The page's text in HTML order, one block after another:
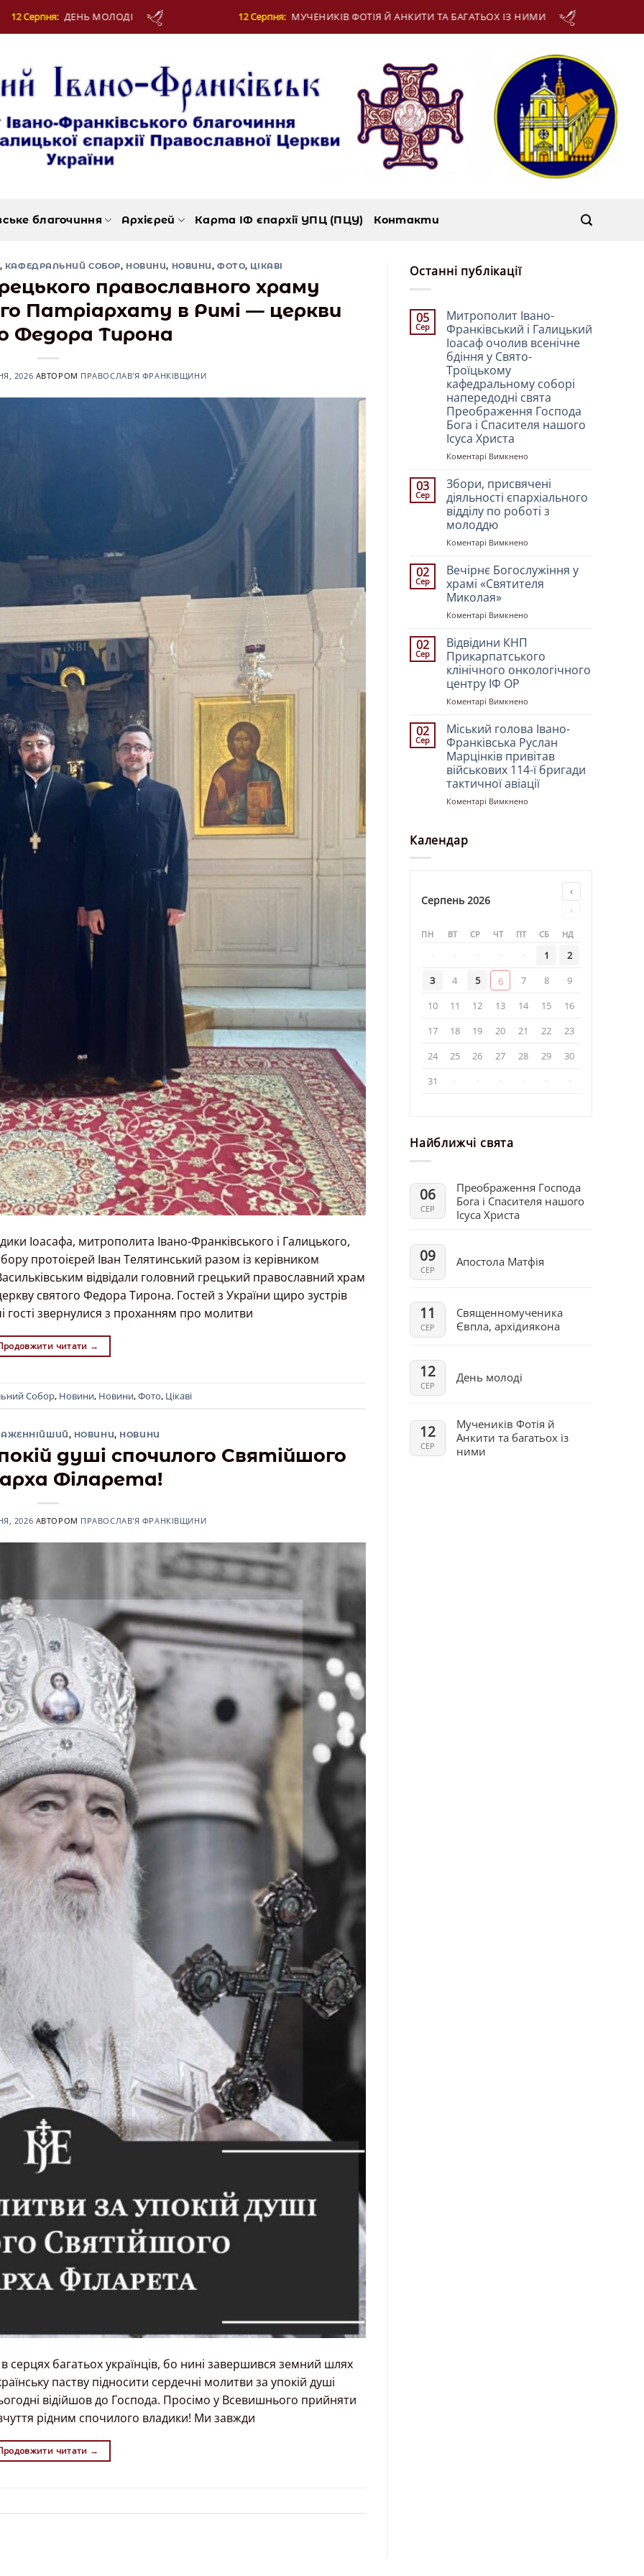
12 Серпня: МУЧЕНИКІВ ФОТІЯ Й АНКИТИ ТА БАГАТЬОХ ІЗ НИМИ 13 Серпня: МУЧЕНИКІВ
благочиння Архієрей Карта ІФ єпархії УПЦ (ПЦУ) Контакти
, КАФЕДРАЛЬНИЙ СОБОР, НОВИНИ, НОВИНИ,ФОТО, ЦІКАВІ
православного храму
Патріархату в Римі — церкви
Федора Тирона
2026 АВТОРОМ ПРАВОСЛАВ'Я ФРАНКІВЩИНИ
Іоасафа, митрополита Івано-Франківського і Галицького,
протоієрей Іван Телятинський разом із керівником
відвідали головний грецький православний храм
святого Федора Тирона. Гостей з України щиро зустрів
гості звернулися з проханням про молитви
читати →
Собор, Новини, Новини,Фото, Цікаві
, НОВИНИ, НОВИНИ
душі спочилого Святійшого
Філарета!
2026 АВТОРОМ ПРАВОСЛАВ'Я ФРАНКІВЩИНИ
серцях багатьох українців, бо нині завершився земний шлях
паству підносити сердечні молитви за упокій душі
відійшов до Господа. Просімо у Всевишнього прийняти
рідним спочилого владики! Ми завжди
читати →
Останні публікації
05
Сер
Митрополит Івано-
Франківський і Галицький
Іоасаф очолив всенічне
бдіння у Свято-
Троїцькому
кафедральному соборі
напередодні свята
Преображення Господа
Бога і Спасителя нашого
Ісуса Христа
Коментарі Вимкнено
Івано-
Франківський
і
Галицький
бдіння
у
Свято-
Преображення
Господа
нашого
Ісуса
Христа
03
Сер
Збори, присвячені
діяльності єпархіального
відділу по роботі з
молоддю
Коментарі Вимкнено
присвячені
діяльності
єпархіального
02
Сер
Вечірнє Богослужіння у
храмі «Святителя
Миколая»
Коментарі Вимкнено
храмі
«Святителя
02
Сер
Відвідини КНП
Прикарпатського
клінічного онкологічного
центру ІФ ОР
Коментарі Вимкнено
КНП
клінічного
онкологічного
центру
ІФ
02
Сер
Міський голова Івано-
Франківська Руслан
Марцінків привітав
військових 114-ї бригади
тактичної авіації
Коментарі Вимкнено
військових
бригади
авіації
Календар
Серпень 2026
‹
›
ПН ВТ СР ЧТ ПТ СБ НД
· · · · · 1
2
3
4 5 6 7 8
9
10
11 12 13 14 15
16
17
18 19 20 21 22
23
24
25 26 27 28 29
30
31
· · · · · ·
Найближчі свята
06
СЕР
Преображення Господа
Бога і Спасителя нашого
Ісуса Христа
09
СЕР
Апостола Матфія
11
СЕР
Священномученика
Євпла, архідиякона
12
СЕР
День молоді
12
СЕР
Мучеників Фотія й
Анкити та багатьох із
ними